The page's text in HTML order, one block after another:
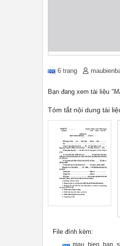
6 trang
Bạn đang xem tài liệu
Tóm tắt nội dung tài
File đính kèm: